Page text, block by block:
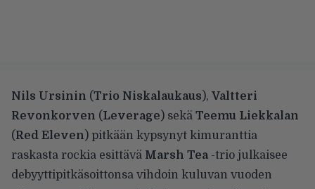
Nils Ursinin (Trio Niskalaukaus), Valtteri
Revonkorven (Leverage) sekä Teemu Liekkalan
(Red Eleven) pitkään kypsynyt kimuranttia
raskasta rockia esittävä Marsh Tea-trio julkaisee
debyyttipitkäsoittonsa vihdoin kuluvan vuoden